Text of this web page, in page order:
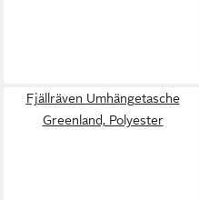
Fjällräven Umhängetasche
Greenland, Polyester